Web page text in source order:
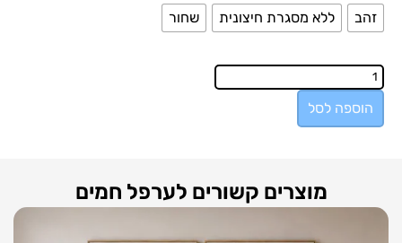
זהב
ללא מסגרת חיצונית שחור
הוספה לסל
מוצרים קשורים לערפל חמים